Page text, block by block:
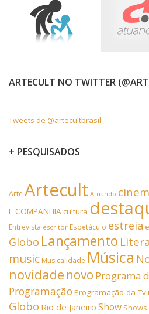
ARTECULT NO TWITTER
Tweets de @artecultbrasil
+ PESQUISADOS
Arte Artecult Atuando
E COMPANHIAcultura
Entrevista escritor Espetáculo estreia
Globo Lançamento
music Musicalidade Música
novidade novo Programa
Programação Programação da Tv
Globo Rio de Janeiro Show Shows